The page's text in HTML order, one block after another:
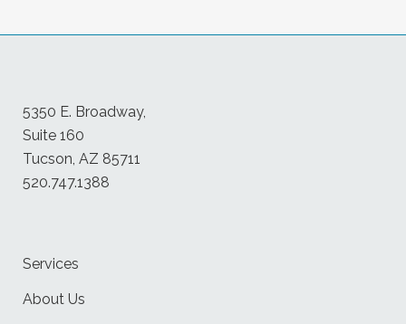
5350 E. Broadway,
Suite 160
Tucson, AZ 85711
520.747.1388
Services
About Us